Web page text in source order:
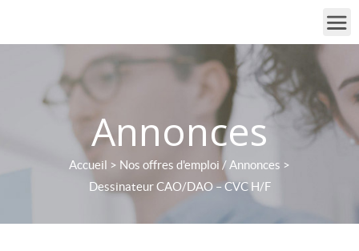
Annonces
Accueil > Nos offres d'emploi / Annonces >
Dessinateur CAO/DAO – CVC H/F